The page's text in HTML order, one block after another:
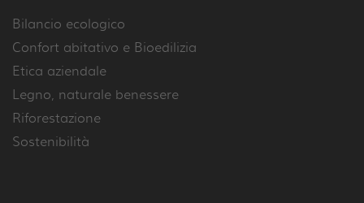
Bilancio ecologico
Confort abitativo e Bioedilizia
Etica aziendale
Legno, naturale benessere
Riforestazione
Sostenibilità